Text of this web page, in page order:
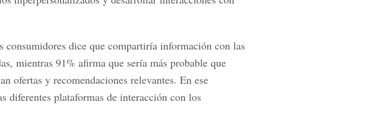
dice que compartiría información con las
mientras 91% afirma que sería más probable que
ofertas y recomendaciones relevantes. En ese
diferentes plataformas de interacción con los